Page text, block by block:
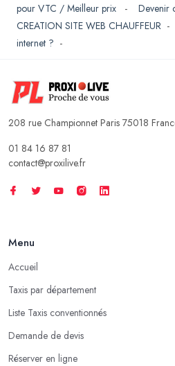
pour VTC / Meilleur prix
- Devenir
CREATION SITE WEB CHAUFFEUR -
internet ? -
208 rue Championnet Paris 75018
01 84 16 87 81
contact@proxilive.fr
Menu
Accueil
Taxis par département
Liste Taxis conventionnés
Demande de devis
Réserver en ligne